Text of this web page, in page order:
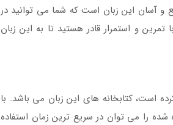
و آسان این زبان است که شما می توانید در
و استمرار قادر هستید تا به این زبان
است، کتابخانه های این زبان می باشد. با
شده را می توان در سریع ترین زمان استفاده